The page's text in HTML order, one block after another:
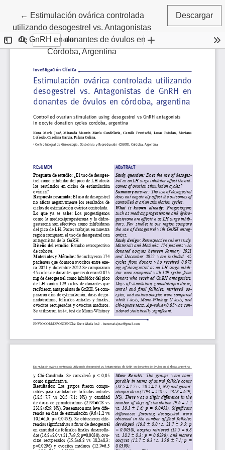
← Volver a los detalles del artículo
Estimulación ovárica controlada
utilizando desogestrel vs. Antagonistas
de GnRH en donantes de óvulos en
Córdoba, Argentina
Descargar